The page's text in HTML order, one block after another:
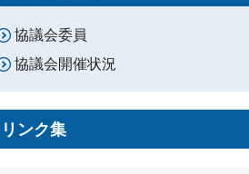
協議会委員
協議会開催状況
リンク集